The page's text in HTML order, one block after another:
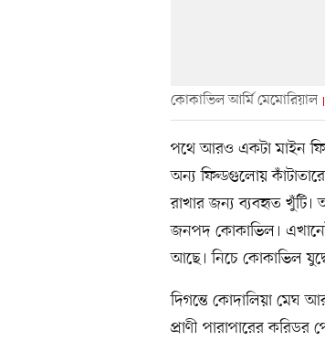
কোকাভিল আর্মি মেমোরিয়াল
পথে আরও একটা মাইন
অন্য ফিল্ডগুলোয়
রাখার জন্য ব্যবহৃত খুঁটি।
জনপদ কোকাভিল।
আছে। নিচে কোকাভিল
দিগন্তে কোদালিয়া মেঘ
প্রাণী পারাপারের